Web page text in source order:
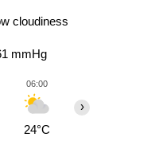
cloudiness
mmHg
06:00
24°C
›